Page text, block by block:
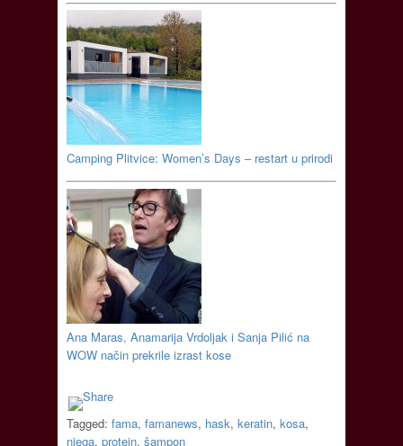
Camping Plitvice: Women’s Days – restart u prirodi
Ana Maras, Anamarija Vrdoljak i Sanja Pilić na
WOW način prekrile izrast kose
Tagged: fama, famanews, hask, keratin, kosa,
njega, protein, šampon